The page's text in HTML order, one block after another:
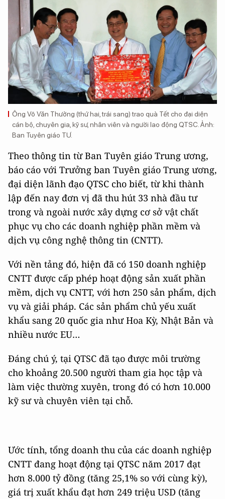
Ông Võ Văn Thưởng (thứ hai, trái sang) trao quà Tết cho đại diện
cán bộ, chuyên gia, kỹ sư, nhân viên và người lao động QTSC. Ảnh:
Ban Tuyên giáo TƯ.
Theo thông tin từ Ban Tuyên giáo Trung ương,
báo cáo với Trưởng ban Tuyên giáo Trung ương,
đại diện lãnh đạo QTSC cho biết, từ khi thành
lập đến nay đơn vị đã thu hút 33 nhà đầu tư
trong và ngoài nước xây dựng cơ sở vật chất
phục vụ cho các doanh nghiệp phần mềm và
dịch vụ công nghệ thông tin (CNTT).
Với nền tảng đó, hiện đã có 150 doanh nghiệp
CNTT được cấp phép hoạt động sản xuất phần
mềm, dịch vụ CNTT, với hơn 250 sản phẩm, dịch
vụ và giải pháp. Các sản phẩm chủ yếu xuất
khẩu sang 20 quốc gia như Hoa Kỳ, Nhật Bản và
nhiều nước EU…
Đáng chú ý, tại QTSC đã tạo được môi trường
cho khoảng 20.500 người tham gia học tập và
làm việc thường xuyên, trong đó có hơn 10.000
kỹ sư và chuyên viên tại chỗ.
Ước tính, tổng doanh thu của các doanh nghiệp
CNTT đang hoạt động tại QTSC năm 2017 đạt
hơn 8.000 tỷ đồng (tăng 25,1% so với cùng kỳ),
giá trị xuất khẩu đạt hơn 249 triệu USD (tăng